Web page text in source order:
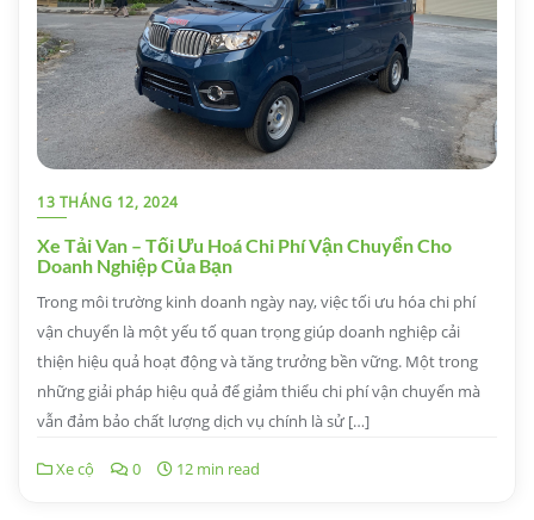
13 THÁNG 12, 2024
Xe Tải Van – Tối Ưu Hoá Chi Phí Vận Chuyển Cho
Doanh Nghiệp Của Bạn
Trong môi trường kinh doanh ngày nay, việc tối ưu hóa chi phí
vận chuyển là một yếu tố quan trọng giúp doanh nghiệp cải
thiện hiệu quả hoạt động và tăng trưởng bền vững. Một trong
những giải pháp hiệu quả để giảm thiểu chi phí vận chuyển mà
vẫn đảm bảo chất lượng dịch vụ chính là sử […]
Xe cộ 0 12 min read